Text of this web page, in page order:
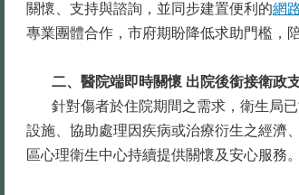
關懷、支持與諮詢，並同步建置便利的網
專業團體合作，市府期盼降低求助門檻，
二、醫院端即時關懷 出院後銜接衛政
針對傷者於住院期間之需求，衛生局已
設施、協助處理因疾病或治療衍生之經濟
區心理衛生中心持續提供關懷及安心服務。